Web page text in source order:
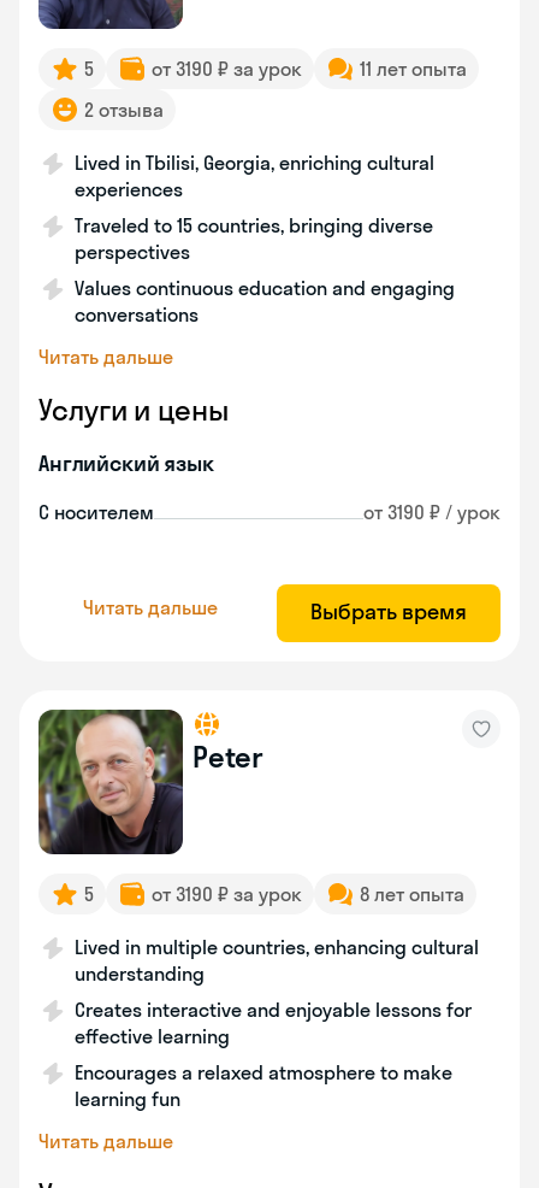
5 от 3190 ₽ за урок
11 лет опыта
2 отзыва
Lived in Tbilisi, Georgia, enriching cultural
experiences
Traveled to 15 countries, bringing diverse
perspectives
Values continuous education and engaging
conversations
Читать дальше
Услуги и цены
Английский язык
С носителем от 3190 ₽ / урок
Читать дальше Выбрать время
Peter
5 от 3190 ₽ за урок 8 лет опыта
Lived in multiple countries, enhancing cultural
understanding
Creates interactive and enjoyable lessons for
effective learning
Encourages a relaxed atmosphere to make
learning fun
Читать дальше